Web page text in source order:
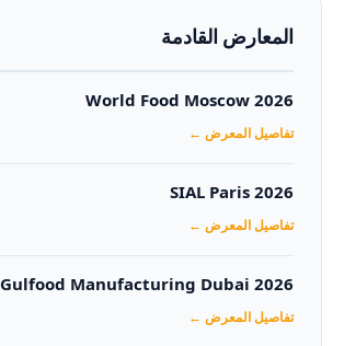
المعارض القادمة
World Food Moscow 2026
تفاصيل المعرض ←
SIAL Paris 2026
تفاصيل المعرض ←
Gulfood Manufacturing Dubai 2026‏
تفاصيل المعرض ←